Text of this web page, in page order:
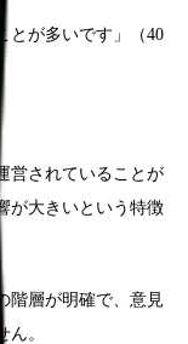
とが多いです」（40
営されていることが
が大きいという特徴
階層が明確で、意見
。